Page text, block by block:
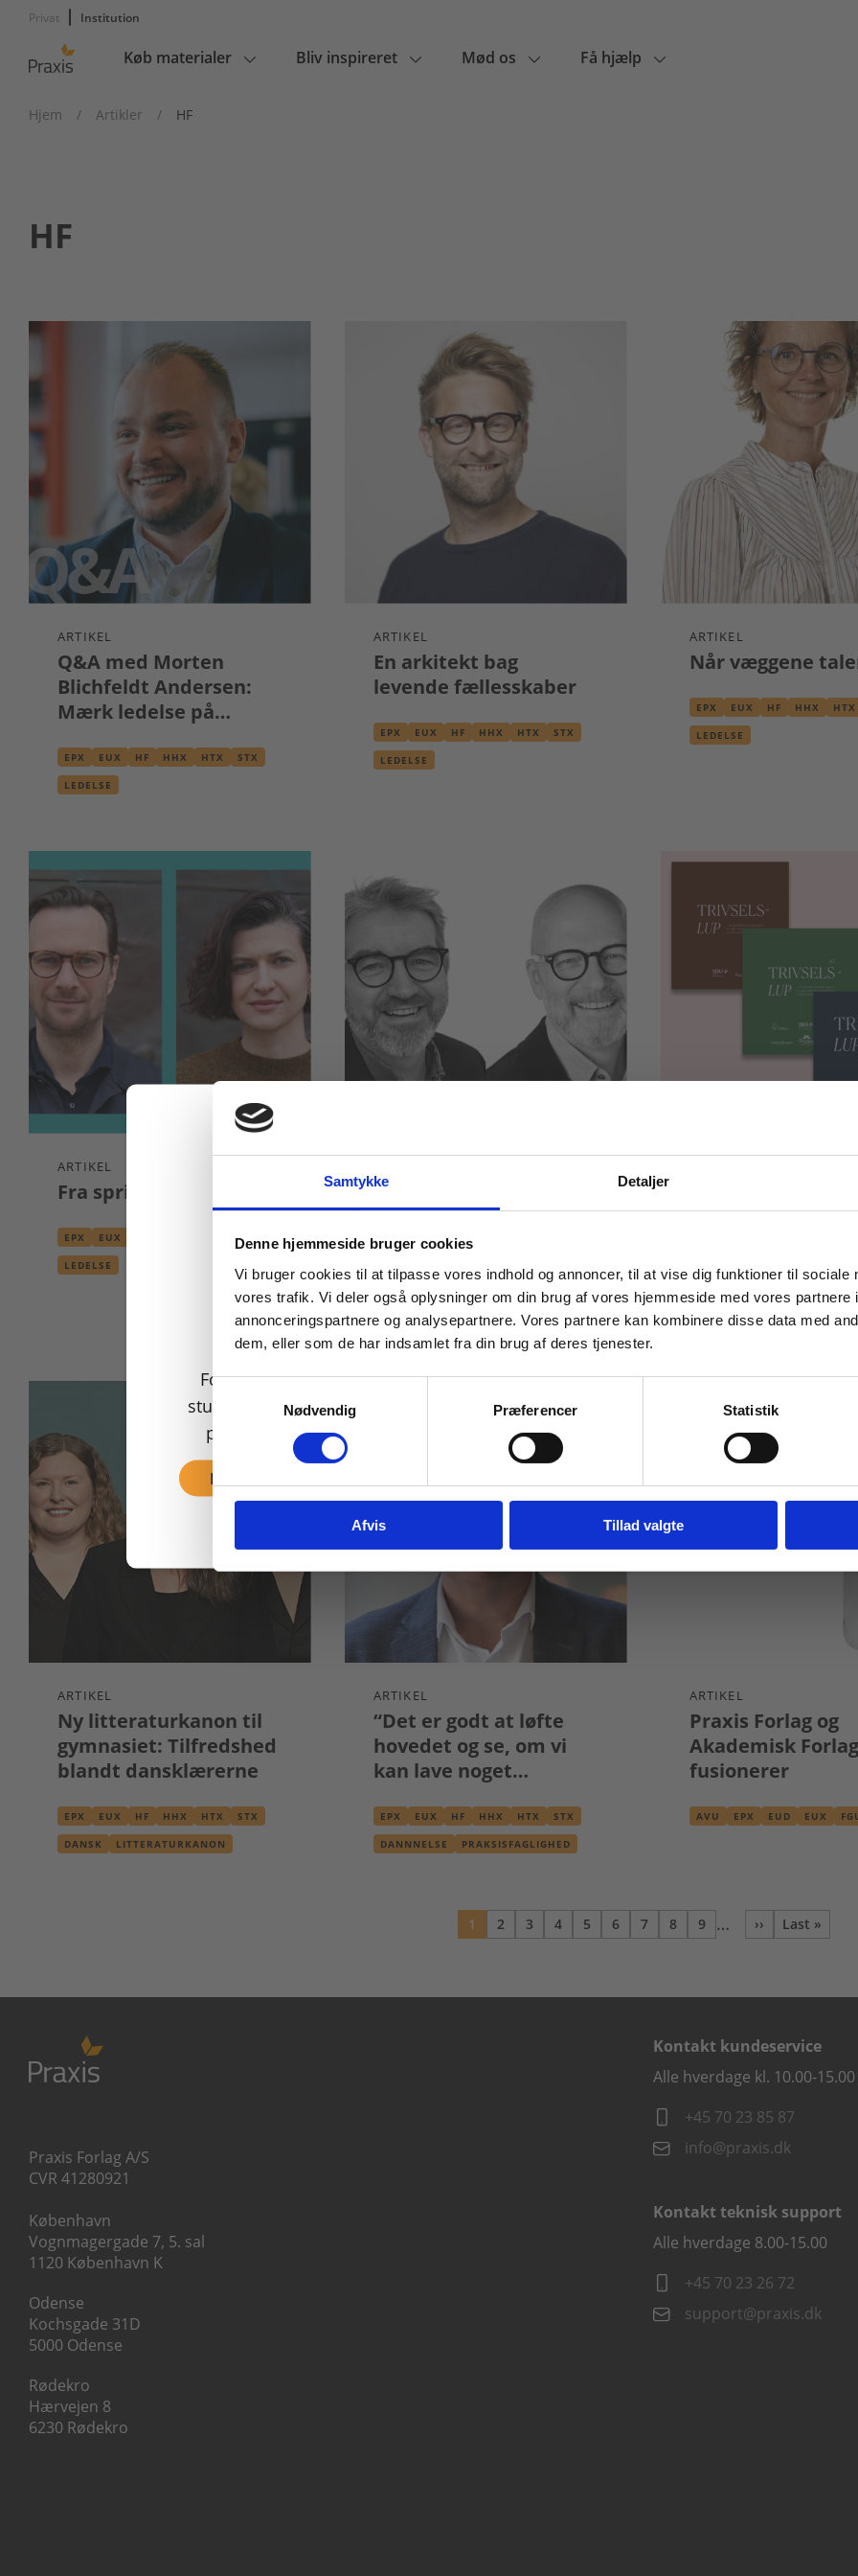
Samtykke Detaljer
Denne hjemmeside bruger cookies
Vi bruger cookies til at tilpasse vores indhold og annoncer, til at vise dig funktioner til sociale
vores trafik. Vi deler også oplysninger om din brug af vores hjemmeside med vores partnere
annonceringspartnere og analysepartnere. Vores partnere kan kombinere disse data med
dem, eller som de har indsamlet fra din brug af deres tjenester.
Samtykkevalg
Nødvendig
Præferencer Statistik
Afvis Tillad valgte
Privat Institution
Main
Køb materialer Bliv inspireret Mød os Få hjælp
Hjem / Artikler / HF
HF
ARTIKEL
Q&A med Morten
Blichfeldt Andersen:
Mærk ledelse på
EPX EUX HF HHX HTX STX
LEDELSE
ARTIKEL
En arkitekt bag
levende fællesskaber
EPX EUX HF HHX HTX STX
LEDELSE
ARTIKEL
Når væggene
EPX EUX HF HHX HTX
LEDELSE
ARTIKEL
Fra spring til landing
EPX EUX STX
LEDELSE
Mærk ledelse
HF
har været en
EPX
STX
TRIVSEL
ARTIKEL
Ny litteraturkanon til
gymnasiet: Tilfredshed
blandt dansklærerne
EPX EUX HF HHX HTX STX
DANSK LITTERATURKANON
ARTIKEL
“Det er godt at løfte
hovedet og se, om vi
kan lave noget
EPX EUX HF HHX HTX STX
DANNNELSE PRAKSISFAGLIGHED
ARTIKEL
Praxis Forlag og
Akademisk Forlag
fusionerer
AVU EPX EUD EUX
Nuværende
1 Side
2 Side
3 Side
4 Side
5 Side
6 Side
7 Side
8 Side
9 …
Næste
›› Sidste
Last »
Praxis Forlag A/S
CVR 41280921
København
Vognmagergade 7, 5. sal
1120 København K
Odense
Kochsgade 31D
5000 Odense
Rødekro
Hærvejen 8
6230 Rødekro
Kontakt kundeservice
Alle hverdage kl. 10.00-15.00
+45 70 23 85 87
info@praxis.dk
Kontakt teknisk support
Alle hverdage 8.00-15.00
+45 70 23 26 72
support@praxis.dk
Køb læremidler og find masterclasses mm.
For privatkunder og
studerende. Du får vist
priser inkl. moms.
Fortsæt som privat
For institutioner og
virksomheder. Du får
vist priser ekskl. moms.
Tilgå